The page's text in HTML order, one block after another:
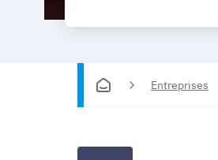
Entreprises